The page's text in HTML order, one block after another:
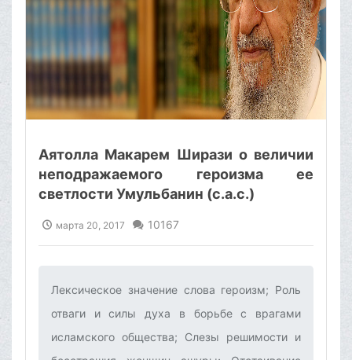
Аятолла Макарем Ширази о величии
неподражаемого героизма ее
светлости Умульбанин (с.а.с.)
марта 20, 2017 10167
Лексическое значение слова героизм; Роль
отваги и силы духа в борьбе с врагами
исламского общества; Слезы решимости и